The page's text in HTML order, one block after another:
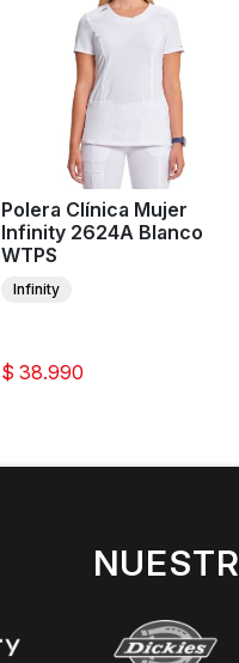
Polera Clínica Mujer
Infinity 2624A Blanco
WTPS
Infinity
$ 38.990